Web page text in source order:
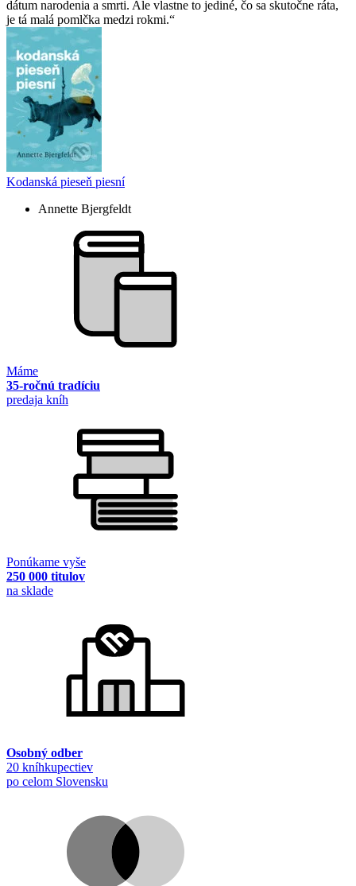
dátum narodenia a smrti. Ale vlastne to jediné, čo sa skutočne ráta,
je tá malá pomlčka medzi rokmi.
Kodanská pieseň piesní
Annette Bjergfeldt
Máme
35-ročnú tradíciu
predaja kníh
Ponúkame vyše
250 000 titulov
na sklade
Osobný odber
20 kníhkupectiev
po celom Slovensku